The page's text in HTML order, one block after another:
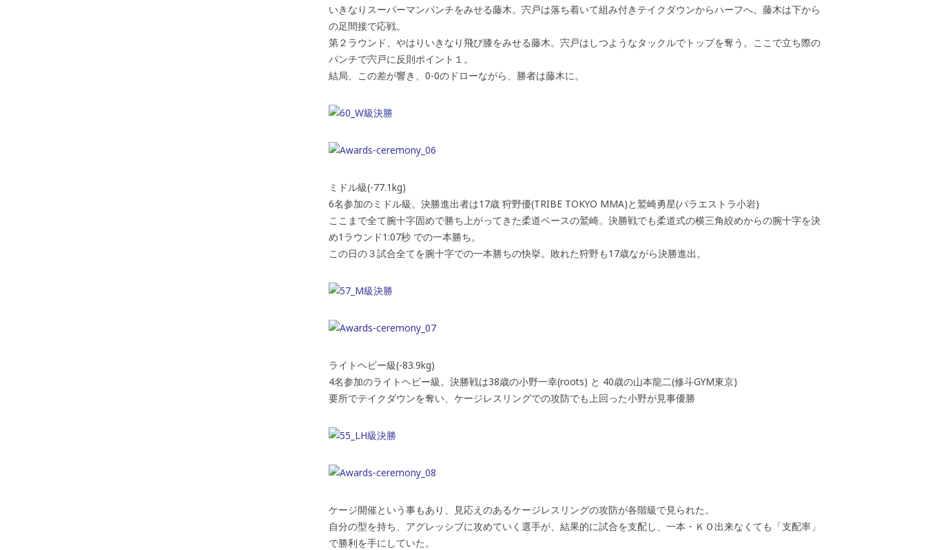
いきなりスーパーマンパンチをみせる藤木。宍戸は落ち着いて組み付きテイクダウンからハーフへ。藤木は下から
の足間接で応戦。
第２ラウンド、やはりいきなり飛び膝をみせる藤木。宍戸はしつようなタックルでトップを奪う。ここで立ち際の
パンチで宍戸に反則ポイント１。
結局、この差が響き、0-0のドローながら、勝者は藤木に。
ミドル級(-77.1kg)
6名参加のミドル級。決勝進出者は17歳 狩野優(TRIBE TOKYO MMA)と鷲崎勇星(パラエストラ小岩)
ここまで全て腕十字固めで勝ち上がってきた柔道ベースの鷲崎。決勝戦でも柔道式の横三角絞めからの腕十字を決
め1ラウンド1:07秒 での一本勝ち。
この日の３試合全てを腕十字での一本勝ちの快挙。敗れた狩野も17歳ながら決勝進出。
ライトヘビー級(-83.9kg)
4名参加のライトヘビー級。決勝戦は38歳の小野一幸(roots) と 40歳の山本龍二(修斗GYM東京)
要所でテイクダウンを奪い、ケージレスリングでの攻防でも上回った小野が見事優勝
ケージ開催という事もあり、見応えのあるケージレスリングの攻防が各階級で見られた。
自分の型を持ち、アグレッシブに攻めていく選手が、結果的に試合を支配し、一本・ＫＯ出来なくても「支配率」
で勝利を手にしていた。